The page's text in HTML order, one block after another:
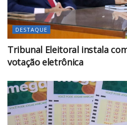
DESTAQUE
Tribunal Eleitoral instala
votação eletrônica